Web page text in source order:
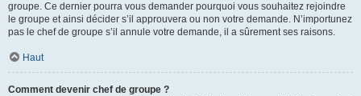
groupe. Ce dernier pourra vous demander pourquoi vous souhaitez rejoindre
le groupe et ainsi décider s’il approuvera ou non votre demande. N’importunez
pas le chef de groupe s’il annule votre demande, il a sûrement ses raisons.
Haut
Comment devenir chef de groupe ?